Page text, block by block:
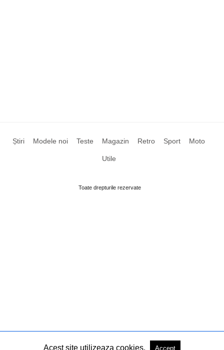
Știri Modele noi Teste Magazin Retro Sport Moto
Utile
Toate drepturile rezervate
Acest site utilizeaza cookies. Accept